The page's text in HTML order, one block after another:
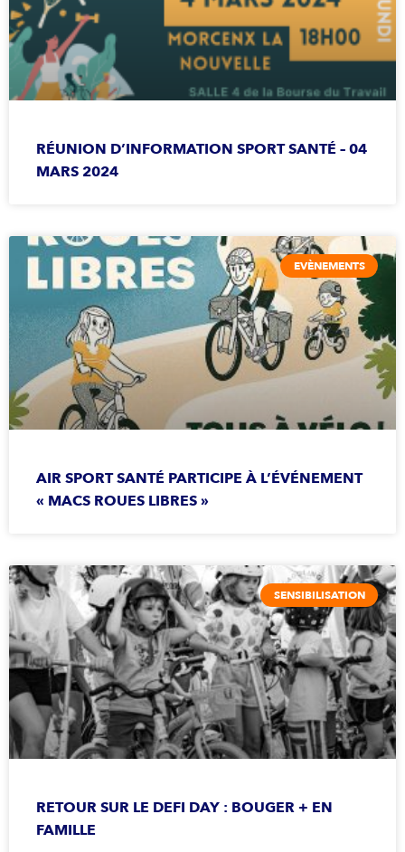
RÉUNION D’INFORMATION SPORT SANTÉ – 04
MARS 2024
EVÈNEMENTS
AIR SPORT SANTÉ PARTICIPE À L’ÉVÉNEMENT
« MACS ROUES LIBRES »
SENSIBILISATION
RETOUR SUR LE DEFI DAY : BOUGER + EN
FAMILLE